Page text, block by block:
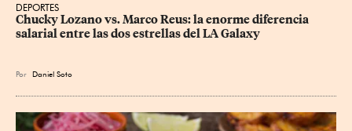
DEPORTES
Chucky Lozano vs. Marco Reus: la enorme diferencia
salarial entre las dos estrellas del LA Galaxy
Por Daniel Soto